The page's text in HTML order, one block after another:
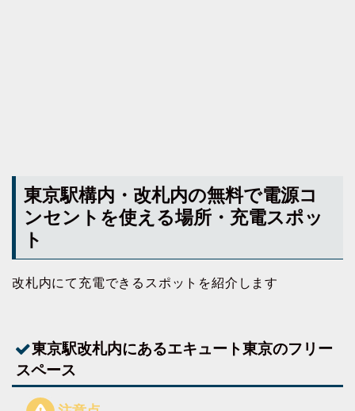
東京駅構内・改札内の無料で電源コ
ンセントを使える場所・充電スポッ
ト
改札内にて充電できるスポットを紹介します
東京駅改札内にあるエキュート東京のフリー
スペース